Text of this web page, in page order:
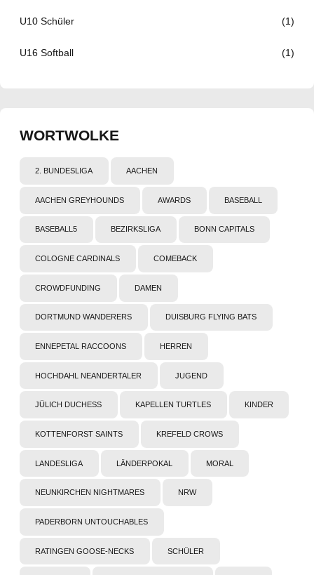
U10 Schüler (1)
U16 Softball (1)
WORTWOLKE
2. BUNDESLIGA AACHEN
AACHEN GREYHOUNDS AWARDS BASEBALL
BASEBALL5 BEZIRKSLIGA BONN CAPITALS
COLOGNE CARDINALS COMEBACK
CROWDFUNDING DAMEN
DORTMUND WANDERERS DUISBURG FLYING BATS
ENNEPETAL RACCOONS HERREN
HOCHDAHL NEANDERTALER JUGEND
JÜLICH DUCHESS KAPELLEN TURTLES KINDER
KOTTENFORST SAINTS KREFELD CROWS
LANDESLIGA LÄNDERPOKAL MORAL
NEUNKIRCHEN NIGHTMARES NRW
PADERBORN UNTOUCHABLES
RATINGEN GOOSE-NECKS SCHÜLER